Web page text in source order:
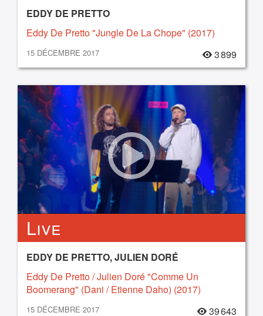
EDDY DE PRETTO
Eddy De Pretto "Jungle De La Chope" (2017)
15 DÉCEMBRE 2017 3 899
Live
EDDY DE PRETTO, JULIEN DORÉ
Eddy De Pretto / Julien Doré "Comme Un
Boomerang" (Dani / Etienne Daho) (2017)
15 DÉCEMBRE 2017 39 643